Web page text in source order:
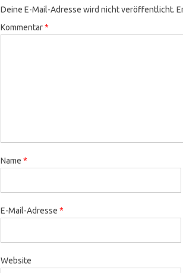
Deine E-Mail-Adresse wird nicht veröffentlicht.
Kommentar*
Name *
E-Mail-Adresse *
Website